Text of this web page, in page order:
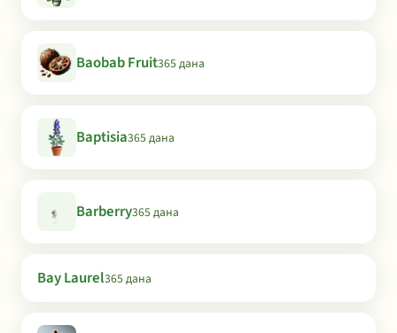
Baobab Fruit365 дана
Baptisia365 дана
Barberry365 дана
Bay Laurel365 дана